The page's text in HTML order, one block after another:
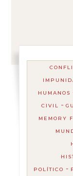
HUMANOS
CIVIL -
MEMORY
POLÍTICO -